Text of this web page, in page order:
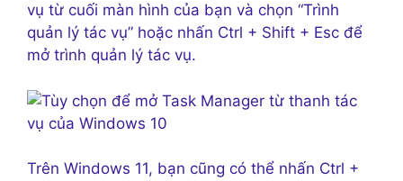
vụ từ cuối màn hình của bạn và chọn “Trình
quản lý tác vụ” hoặc nhấn Ctrl + Shift + Esc để
mở trình quản lý tác vụ.
Trên Windows 11, bạn cũng có thể nhấn Ctrl +